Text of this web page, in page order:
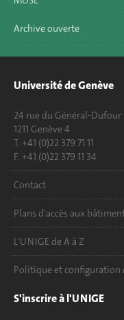
Archive ouverte
Université de Genève
24 rue du Général-Dufour
1211 Genève 4
T. +41 (0)22 379 71 11
F. +41 (0)22 379 11 34
Contact
Plans d'accès aux
L'UNIGE de A à Z
Politique et configuration
S'inscrire à l'UNIGE